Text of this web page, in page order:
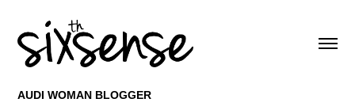
AUDI WOMAN BLOGGER